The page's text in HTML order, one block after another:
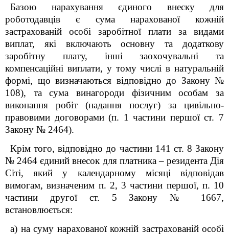
Базою нарахування єдиного внеску для
роботодавців є сума нарахованої кожній
застрахованій особі заробітної плати за видами
виплат, які включають основну та додаткову
заробітну плату, інші заохочувальні та
компенсаційні виплати, у тому числі в натуральній
формі, що визначаються відповідно до Закону №
108), та сума винагороди фізичним особам за
виконання робіт (надання послуг) за цивільно-
правовими договорами (п. 1 частини першої ст. 7
Закону № 2464).
Крім того, відповідно до частини 141 ст. 8 Закону
№ 2464 єдиний внесок для платника – резидента Дія
Сіті, який у календарному місяці відповідав
вимогам, визначеним п. 2, 3 частини першої, п. 10
частини другої ст. 5 Закону № 1667,
встановлюється:
а) на суму нарахованої кожній застрахованій особі